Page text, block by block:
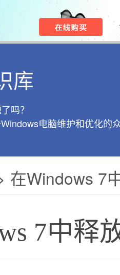
库
吗？
电脑维护和优化的
在Windows 7
7中释